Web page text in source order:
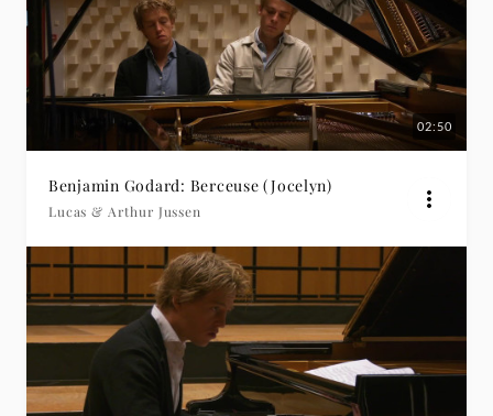
02:50
Benjamin Godard: Berceuse (Jocelyn)
Lucas & Arthur Jussen